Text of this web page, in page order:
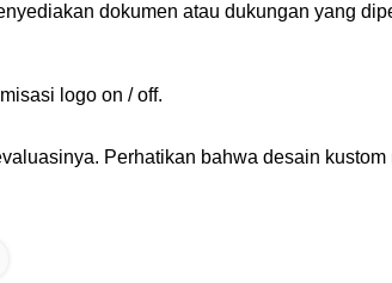
dokumen atau dukungan yang
logo on / off.
Perhatikan bahwa desain kustom